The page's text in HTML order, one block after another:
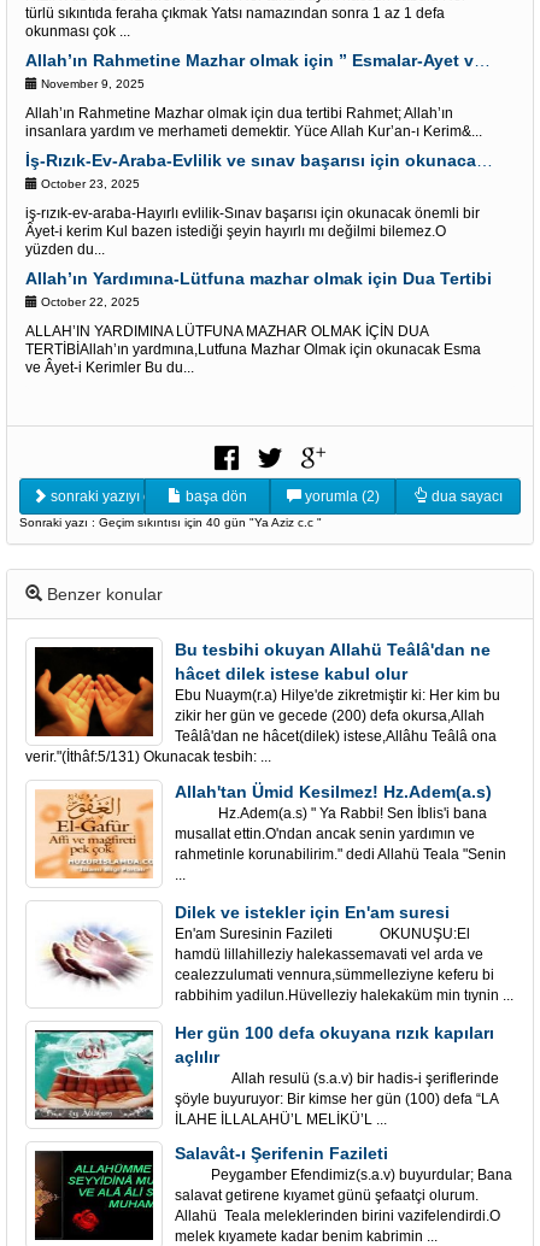
türlü sıkıntıda feraha çıkmak Yatsı namazından sonra 1 az 1 defa
okunması çok ...
November 9, 2025
Allah’ın Rahmetine Mazhar olmak için dua tertibi Rahmet; Allah’ın
insanlara yardım ve merhameti demektir. Yüce Allah Kur’an-ı Kerim&...
October 23, 2025
iş-rızık-ev-araba-Hayırlı evlilik-Sınav başarısı için okunacak önemli bir
Âyet-i kerim Kul bazen istediği şeyin hayırlı mı değilmi bilemez.O
yüzden du...
Allah’ın Yardımına-Lütfuna mazhar olmak için Dua Tertibi
October 22, 2025
ALLAH’IN YARDIMINA LÜTFUNA MAZHAR OLMAK İÇİN DUA
TERTİBİAllah’ın yardmına,Lutfuna Mazhar Olmak için okunacak Esma
ve Âyet-i Kerimler Bu du...
sonraki yazıyı oku başa dön yorumla (2) dua sayacı
Sonraki yazı : Geçim sıkıntısı için 40 gün "Ya Aziz c.c "
Benzer konular
Bu tesbihi okuyan Allahü Teâlâ'dan ne
hâcet dilek istese kabul olur
Ebu Nuaym(r.a) Hilye'de zikretmiştir ki: Her kim bu
zikir her gün ve gecede (200) defa okursa,Allah
Teâlâ'dan ne hâcet(dilek) istese,Allâhu Teâlâ ona
verir."(İthâf:5/131) Okunacak tesbih: ...
Allah'tan Ümid Kesilmez! Hz.Adem(a.s)
Hz.Adem(a.s) " Ya Rabbi! Sen İblis'i bana
musallat ettin.O'ndan ancak senin yardımın ve
rahmetinle korunabilirim." dedi Allahü Teala "Senin
...
Dilek ve istekler için En'am suresi
En'am Suresinin Fazileti OKUNUŞU:El
hamdü lillahilleziy halekassemavati vel arda ve
cealezzulumati vennura,sümmelleziyne keferu bi
rabbihim yadilun.Hüvelleziy halekaküm min tıynin ...
Her gün 100 defa okuyana rızık kapıları
açlılır
Allah resulü (s.a.v) bir hadis-i şeriflerinde
şöyle buyuruyor: Bir kimse her gün (100) defa “LA
İLAHE İLLALAHÜ’L MELİKÜ’L ...
Salavât-ı Şerifenin Fazileti
Peygamber Efendimiz(s.a.v) buyurdular; Bana
salavat getirene kıyamet günü şefaatçi olurum.
Allahü Teala meleklerinden birini vazifelendirdi.O
melek kıyamete kadar benim kabrimin ...